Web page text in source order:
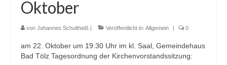
Oktober
von Johannes Schultheiß | Veröffentlicht in: Allgemein | 0
am 22. Oktober um 19:30 Uhr im kl. Saal, Gemeindehaus
Bad Tölz Tagesordnung der Kirchenvorstandssitzung: